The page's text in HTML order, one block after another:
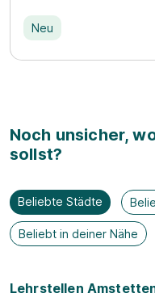
Neu
Noch unsicher,
sollst?
Beliebte Städte
Beliebt in deiner Nähe
Lehrstellen